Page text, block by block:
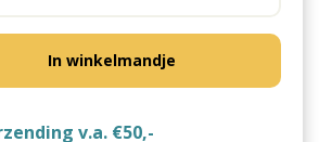
In winkelmandje
v.a. €50,-